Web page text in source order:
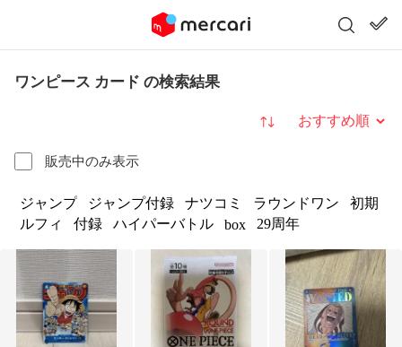
ワンピース カード の検索結果
販売中のみ表示
並び替え
ジャンプ ジャンプ付録 ナツコミ ラウンドワン
初期
ルフィ
付録 ハイパーバトル box 29周年